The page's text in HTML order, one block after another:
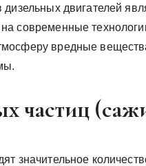
двигателей
современные
вредные
частиц
значительное